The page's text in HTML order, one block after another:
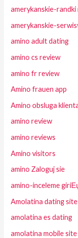
amerykanskie-randki
amerykanskie-
amino adult dating
amino cs review
amino fr review
Amino frauen app
Amino obsluga
amino review
amino reviews
Amino visitors
amino Zaloguj sie
amino-inceleme
Amolatina dating site
amolatina es dating
amolatina mobile site